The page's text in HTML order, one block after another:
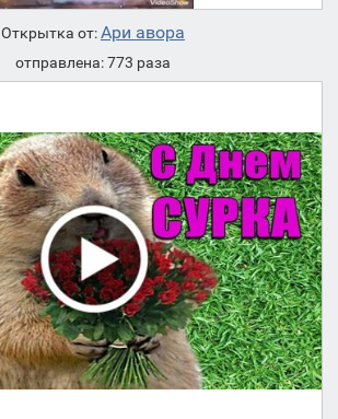
Открытка от:Ари авора
отправлена: 773 раза